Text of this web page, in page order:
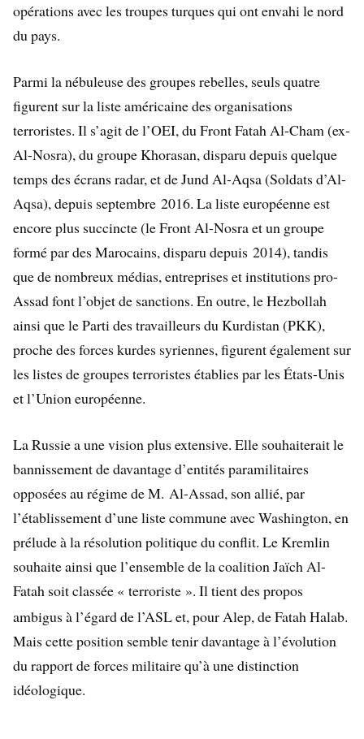
opérations avec les troupes turques qui ont envahi le nord
du pays.
Parmi la nébuleuse des groupes rebelles, seuls quatre
figurent sur la liste américaine des organisations
terroristes. Il s’agit de l’OEI, du Front Fatah Al-Cham (ex-
Al-Nosra), du groupe Khorasan, disparu depuis quelque
temps des écrans radar, et de Jund Al-Aqsa (Soldats d’Al-
Aqsa), depuis septembre 2016. La liste européenne est
encore plus succincte (le Front Al-Nosra et un groupe
formé par des Marocains, disparu depuis 2014), tandis
que de nombreux médias, entreprises et institutions pro-
Assad font l’objet de sanctions. En outre, le Hezbollah
ainsi que le Parti des travailleurs du Kurdistan (PKK),
proche des forces kurdes syriennes, figurent également sur
les listes de groupes terroristes établies par les États-Unis
et l’Union européenne.
La Russie a une vision plus extensive. Elle souhaiterait le
bannissement de davantage d’entités paramilitaires
opposées au régime de M. Al-Assad, son allié, par
l’établissement d’une liste commune avec Washington, en
prélude à la résolution politique du conflit. Le Kremlin
souhaite ainsi que l’ensemble de la coalition Jaïch Al-
Fatah soit classée « terroriste ». Il tient des propos
ambigus à l’égard de l’ASL et, pour Alep, de Fatah Halab.
Mais cette position semble tenir davantage à l’évolution
du rapport de forces militaire qu’à une distinction
idéologique.